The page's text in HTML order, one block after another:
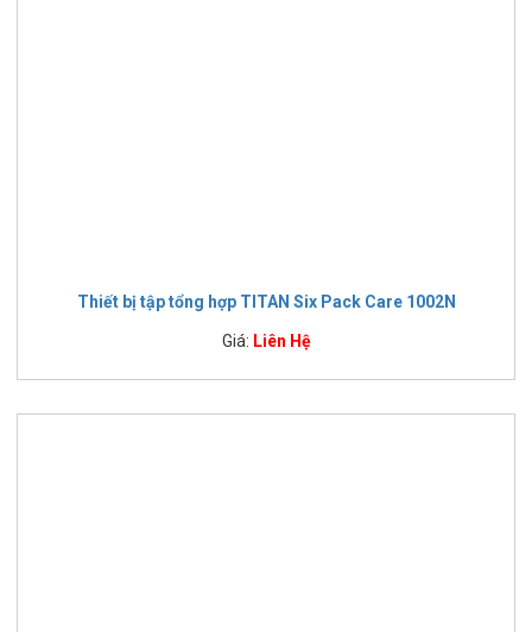
Thiết bị tập tổng hợp TITAN Six Pack Care 1002N
Giá: Liên Hệ